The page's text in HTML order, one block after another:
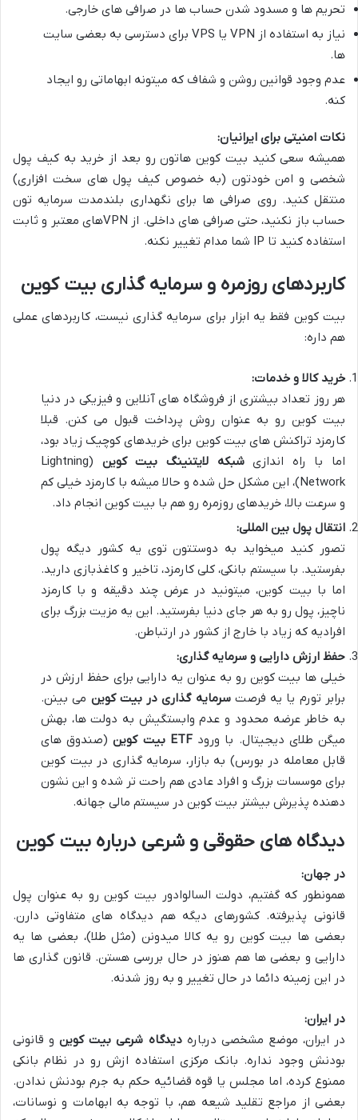
تحریم ها و مسدود شدن حساب ها در صرافی های خارجی.
نیاز به استفاده از VPN یا VPS برای دسترسی به بعضی سایت
ها.
عدم وجود قوانین روشن و شفاف که میتونه ابهاماتی رو ایجاد
کنه.
نکات امنیتی برای ایرانیان:
همیشه سعی کنید بیت کوین هاتون رو بعد از خرید به کیف پول
شخصی و امن خودتون (به خصوص کیف پول های سخت افزاری)
منتقل کنید. روی صرافی ها برای نگهداری بلندمدت سرمایه تون
حساب باز نکنید، حتی صرافی های داخلی. از VPNهای معتبر و ثابت
استفاده کنید تا IP شما مدام تغییر نکنه.
کاربردهای روزمره و سرمایه گذاری بیت کوین
بیت کوین فقط یه ابزار برای سرمایه گذاری نیست، کاربردهای عملی
هم داره:
خرید کالا و خدمات:
هر روز تعداد بیشتری از فروشگاه های آنلاین و فیزیکی در دنیا
بیت کوین رو به عنوان روش پرداخت قبول می کنن. قبلا
کارمزد تراکنش های بیت کوین برای خریدهای کوچیک زیاد بود،
اما با راه اندازیشبکه لایتنینگ بیت کوین
(Lightning
Network)، این مشکل حل شده و حالا میشه با کارمزد خیلی کم
و سرعت بالا، خریدهای روزمره رو هم با بیت کوین انجام داد.
انتقال پول بین المللی:
تصور کنید میخواید به دوستتون توی یه کشور دیگه پول
بفرستید. با سیستم بانکی، کلی کارمزد، تاخیر و کاغذبازی دارید.
اما با بیت کوین، میتونید در عرض چند دقیقه و با کارمزد
ناچیز، پول رو به هر جای دنیا بفرستید. این یه مزیت بزرگ برای
افرادیه که زیاد با خارج از کشور در ارتباطن.
حفظ ارزش دارایی و سرمایه گذاری:
خیلی ها بیت کوین رو به عنوان یه دارایی برای حفظ ارزش در
برابر تورم یا یه فرصتسرمایه گذاری در بیت کوین می بینن.
به خاطر عرضه محدود و عدم وابستگیش به دولت ها، بهش
میگن طلای دیجیتال. با ورودETF بیت کوین
(صندوق های
قابل معامله در بورس) به بازار، سرمایه گذاری در بیت کوین
برای موسسات بزرگ و افراد عادی هم راحت تر شده و این نشون
دهنده پذیرش بیشتر بیت کوین در سیستم مالی جهانه.
دیدگاه های حقوقی و شرعی درباره بیت کوین
در جهان:
همونطور که گفتیم، دولت السالوادور بیت کوین رو به عنوان پول
قانونی پذیرفته. کشورهای دیگه هم دیدگاه های متفاوتی دارن.
بعضی ها بیت کوین رو یه کالا میدونن (مثل طلا)، بعضی ها یه
دارایی و بعضی ها هم هنوز در حال بررسی هستن. قانون گذاری ها
در این زمینه دائما در حال تغییر و به روز شدنه.
در ایران:
در ایران، موضع مشخصی دربارهدیدگاه شرعی بیت کوینو قانونی
بودنش وجود نداره. بانک مرکزی استفاده ازش رو در نظام بانکی
ممنوع کرده، اما مجلس یا قوه قضائیه حکم به جرم بودنش ندادن.
بعضی از مراجع تقلید شیعه هم، با توجه به ابهامات و نوسانات،